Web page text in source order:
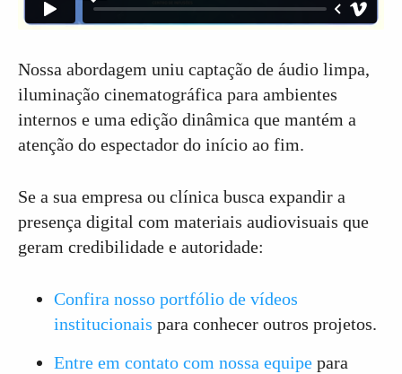
Nossa abordagem uniu captação de áudio limpa,
iluminação cinematográfica para ambientes
internos e uma edição dinâmica que mantém a
atenção do espectador do início ao fim.
Se a sua empresa ou clínica busca expandir a
presença digital com materiais audiovisuais que
geram credibilidade e autoridade:
Confira nosso portfólio de vídeos
institucionais para conhecer outros projetos.
Entre em contato com nossa equipe para